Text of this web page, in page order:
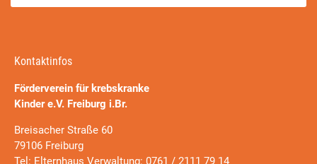
Kontaktinfos
Förderverein für krebskranke
Kinder e.V. Freiburg i.Br.
Breisacher Straße 60
79106 Freiburg